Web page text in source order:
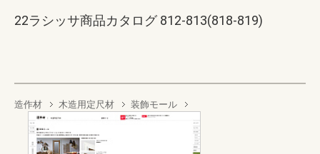
22ラシッサ商品カタログ 812-813(818-819)
造作材 木造用定尺材 装飾モール